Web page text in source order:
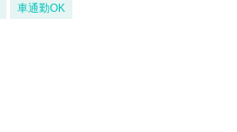
車通勤OK